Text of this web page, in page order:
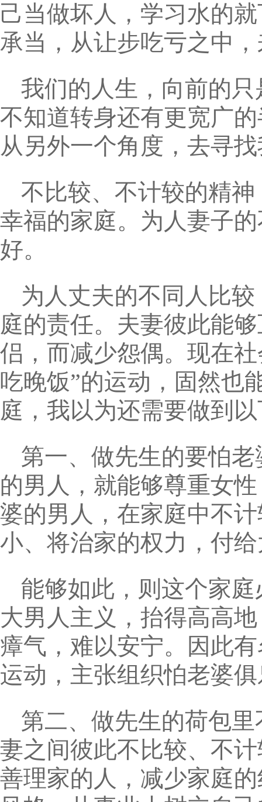
己当做坏人，学习水的
承当，从让步吃亏之中
我们的人生，向前的
不知道转身还有更宽广
从另外一个角度，去寻
不比较、不计较的精
幸福的家庭。为人妻子
好。
为人丈夫的不同人比
庭的责任。夫妻彼此能
侣，而减少怨偶。现在
吃晚饭”的运动，固然也
庭，我以为还需要做到
第一、做先生的要怕
的男人，就能够尊重女
婆的男人，在家庭中不
小、将治家的权力，付
能够如此，则这个家
大男人主义，抬得高高
瘴气，难以安宁。因此
运动，主张组织怕老婆
第二、做先生的荷包
妻之间彼此不比较、不
善理家的人，减少家庭